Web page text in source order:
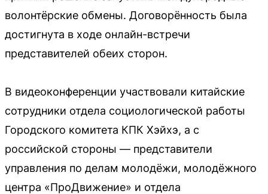
волонтёрские обмены. Договорённость была
достигнута в ходе онлайн-встречи
представителей обеих сторон.
В видеоконференции участвовали китайские
сотрудники отдела социологической работы
Городского комитета КПК Хэйхэ, а с
российской стороны — представители
управления по делам молодёжи, молодёжного
центра «ПроДвижение» и отдела